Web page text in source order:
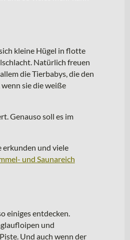
kleine Hügel in flotte
Natürlich freuen
die Tierbabys, die den
sie die weiße
Genauso soll es im
erkunden und viele
und Saunareich
einiges entdecken.
und
Und auch wenn der